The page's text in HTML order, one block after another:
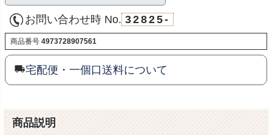
お問い合わせ時 No. 32825-
商品番号 4973728907561
宅配便・一個口送料について
商品説明